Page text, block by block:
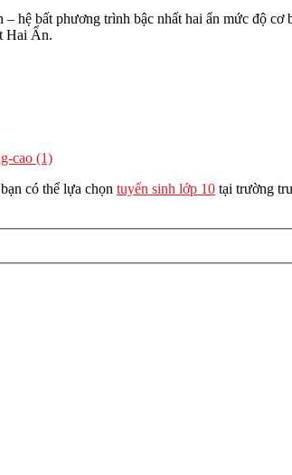
hệ bất phương trình bậc nhất hai ẩn mức độ
Hai Ẩn.
cao (1)
có thể lựa chọn tuyển sinh lớp 10 tại trường